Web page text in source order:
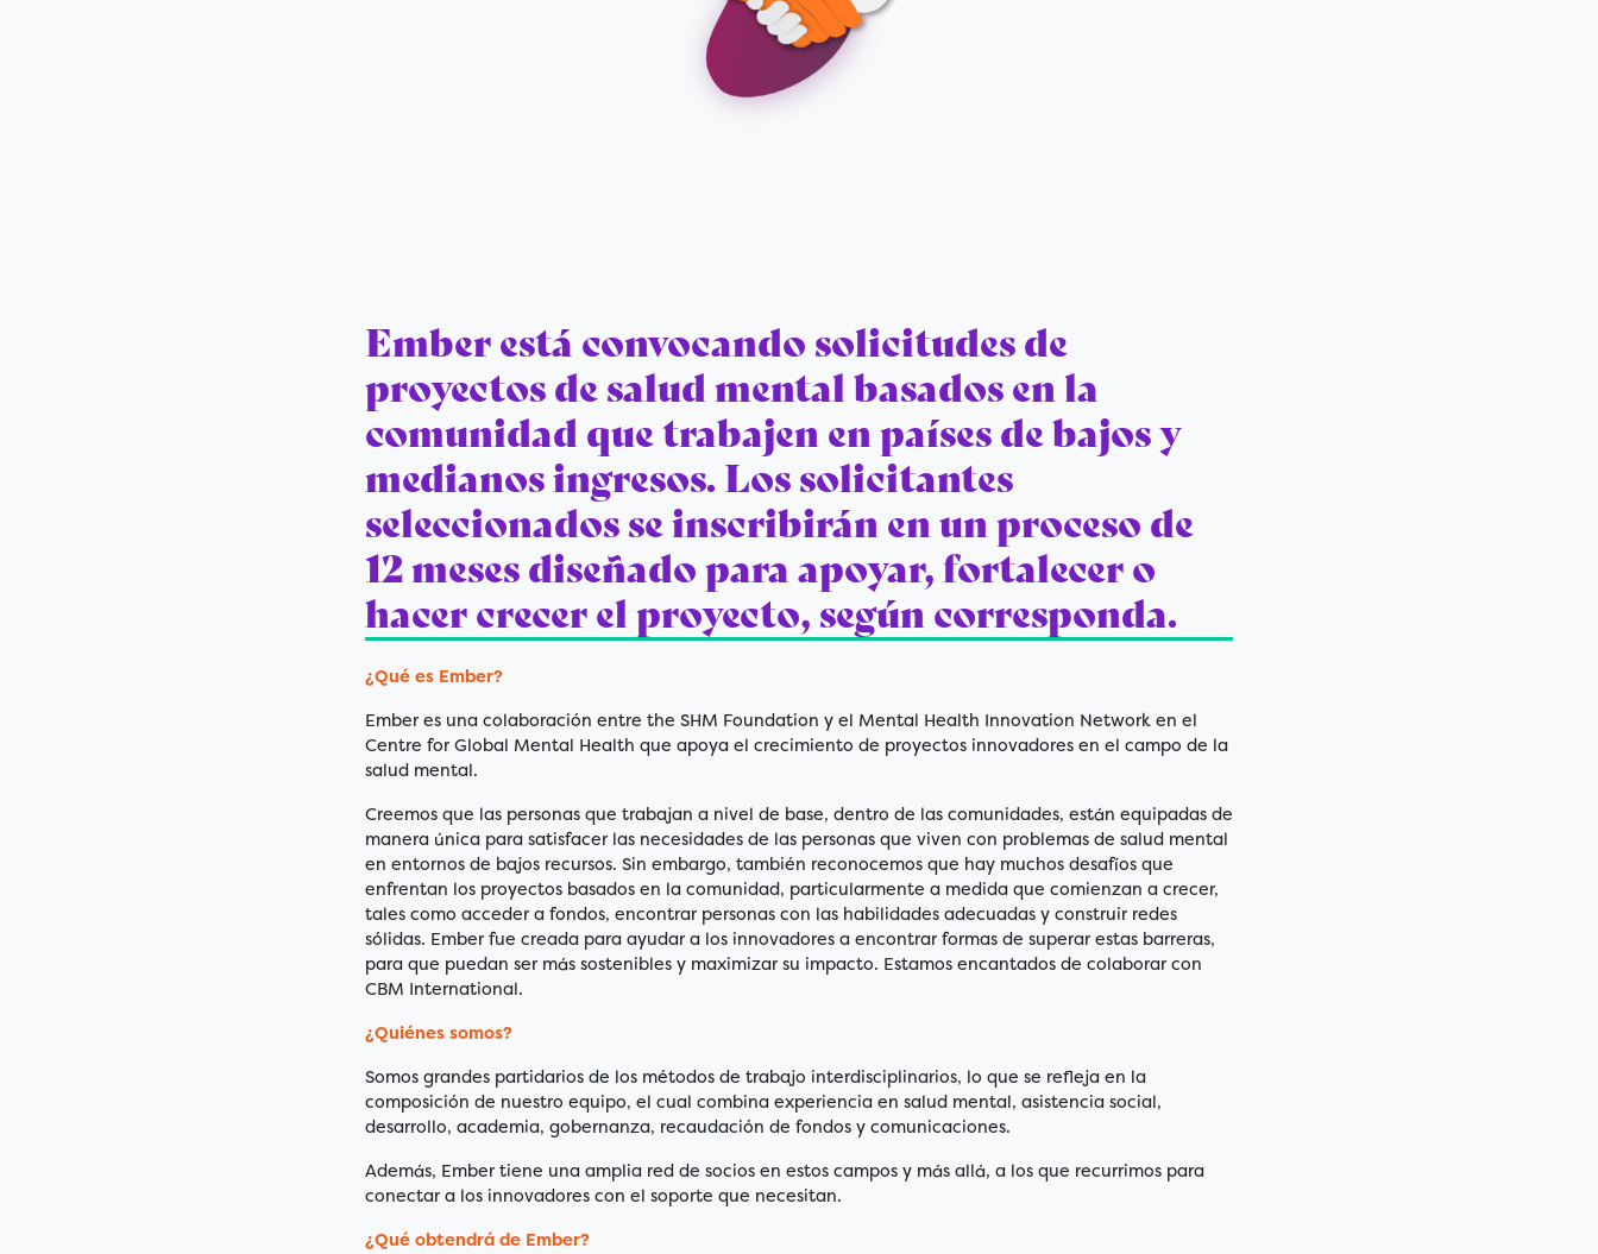
Ember está convocando solicitudes de
proyectos de salud mental basados en la
comunidad que trabajen en países de bajos y
medianos ingresos. Los solicitantes
seleccionados se inscribirán en un proceso de
12 meses diseñado para apoyar, fortalecer o
hacer crecer el proyecto, según corresponda.
¿Qué es Ember?
Ember es una colaboración entre the SHM Foundation y el Mental Health Innovation Network en el
Centre for Global Mental Health que apoya el crecimiento de proyectos innovadores en el campo de la
salud mental.
Creemos que las personas que trabajan a nivel de base, dentro de las comunidades, están equipadas de
manera única para satisfacer las necesidades de las personas que viven con problemas de salud mental
en entornos de bajos recursos. Sin embargo, también reconocemos que hay muchos desafíos que
enfrentan los proyectos basados en la comunidad, particularmente a medida que comienzan a crecer,
tales como acceder a fondos, encontrar personas con las habilidades adecuadas y construir redes
sólidas. Ember fue creada para ayudar a los innovadores a encontrar formas de superar estas barreras,
para que puedan ser más sostenibles y maximizar su impacto. Estamos encantados de colaborar con
CBM International.
¿Quiénes somos?
Somos grandes partidarios de los métodos de trabajo interdisciplinarios, lo que se refleja en la
composición de nuestro equipo, el cual combina experiencia en salud mental, asistencia social,
desarrollo, academia, gobernanza, recaudación de fondos y comunicaciones.
Además, Ember tiene una amplia red de socios en estos campos y más allá, a los que recurrimos para
conectar a los innovadores con el soporte que necesitan.
¿Qué obtendrá de Ember?